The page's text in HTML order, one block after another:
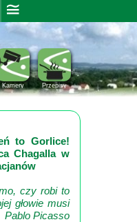
≅
Przepisy
Kamery
to Gorlice!
Chagalla w
czy robi to
głowie musi
Pablo Picasso